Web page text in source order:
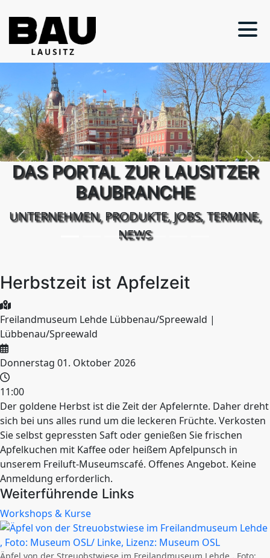
DAS PORTAL ZUR LAUSITZER
BAUBRANCHE
UNTERNEHMEN, PRODUKTE, JOBS, TERMINE,
NEWS
Previous Next
Herbstzeit ist Apfelzeit
Freilandmuseum Lehde Lübbenau/Spreewald |
Lübbenau/Spreewald
Donnerstag 01. Oktober 2026
11:00
Der goldene Herbst ist die Zeit der Apfelernte. Daher dreht
sich bei uns alles rund um die leckeren Früchte. Verkosten
Sie selbst gepressten Saft oder genießen Sie frischen
Apfelkuchen mit Kaffee oder heißem Apfelpunsch in
unserem Freiluft-Museumscafé. Offenes Angebot. Keine
Anmeldung erforderlich.
Weiterführende Links
Workshops & Kurse